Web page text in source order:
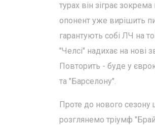
турах він зіграє
опонент уже вирішить
гарантують собі ЛЧ на
"Челсі" надихає на нові
Повторить - буде у
та "Барселону".
Проте до нового сезону
розглянемо тріумф